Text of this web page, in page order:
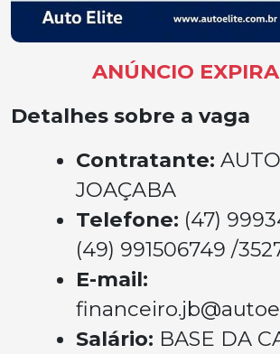
ANÚNCIO
Detalhes sobre a vaga
Contratante:
JOAÇABA
Telefone: (47)
(49) 991506749 /
E-mail:
Salário: BASE DA